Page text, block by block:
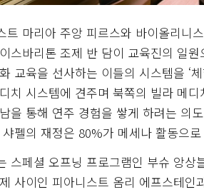
트 마리아 주앙 피르스와 바이올리니
스바리톤 조제 반 담이 교육진의 일
교육을 선사하는 이들의 시스템을 ‘
치 시스템에 견주며 북쪽의 빌라 메
을 통해 연주 경험을 쌓게 하려는 의
펠의 재정은 80%가 메세나 활동으
스페셜 오프닝 프로그램인 부슈 앙
사이인 피아니스트 옴리 에프스테